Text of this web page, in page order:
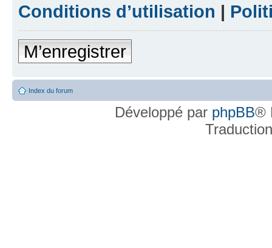
Conditions d’utilisation |
M’enregistrer
Index du forum
Développé par phpBB®